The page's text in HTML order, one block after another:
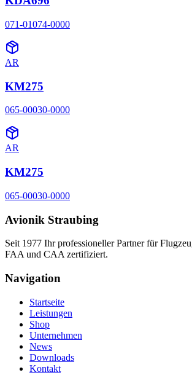
071-01074-0000
AR
KM275
065-00030-0000
AR
KM275
065-00030-0000
Avionik Straubing
Seit 1977 Ihr professioneller Partner für
FAA und CAA zertifiziert.
Navigation
Startseite
Leistungen
Shop
Unternehmen
News
Downloads
Kontakt